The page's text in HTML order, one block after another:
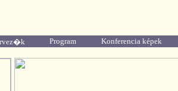
Program Konferencia képek